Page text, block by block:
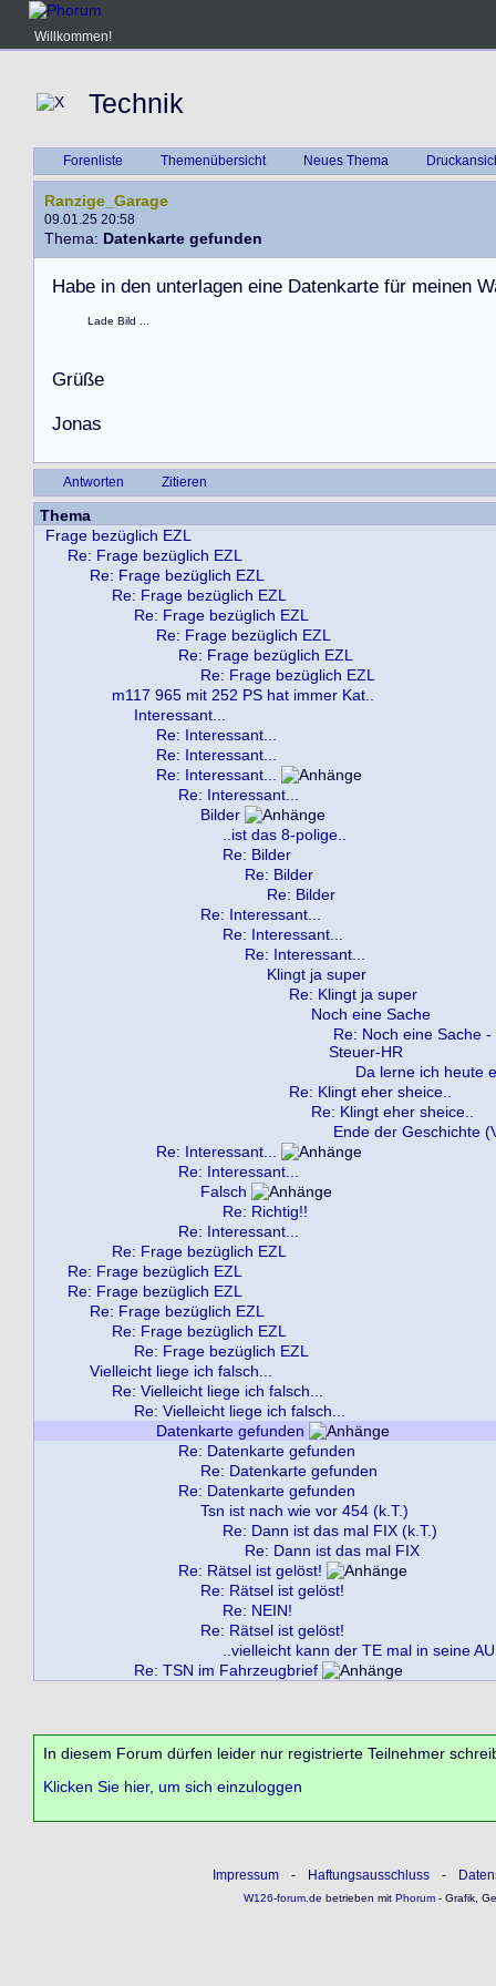
Willkommen!
Technik
Forenliste Themenübersicht Neues Thema
Ranzige_Garage
09.01.25 20:58
Thema: Datenkarte gefunden
Habe in den unterlagen eine Datenkarte für meinen W
Lade Bild ...
Grüße
Jonas
Antworten Zitieren
Thema
Frage bezüglich EZL
Re: Frage bezüglich EZL
Re: Frage bezüglich EZL
Re: Frage bezüglich EZL
Re: Frage bezüglich EZL
Re: Frage bezüglich EZL
Re: Frage bezüglich EZL
Re: Frage bezüglich EZL
m117 965 mit 252 PS hat immer Kat..
Interessant...
Re: Interessant...
Re: Interessant...
Re: Interessant...
Re: Interessant...
Bilder
..ist das 8-polige..
Re: Bilder
Re: Bilder
Re: Bilder
Re: Interessant...
Re: Interessant...
Re: Interessant...
Klingt ja super
Re: Klingt ja super
Noch eine Sache
Re: Noch eine Sache
Steuer-HR
Da lerne ich heute
Re: Klingt eher sheice..
Re: Klingt eher sheice..
Ende der Geschichte
Re: Interessant...
Re: Interessant...
Falsch
Re: Richtig!!
Re: Interessant...
Re: Frage bezüglich EZL
Re: Frage bezüglich EZL
Re: Frage bezüglich EZL
Re: Frage bezüglich EZL
Re: Frage bezüglich EZL
Re: Frage bezüglich EZL
Vielleicht liege ich falsch...
Re: Vielleicht liege ich falsch...
Re: Vielleicht liege ich falsch...
Datenkarte gefunden
Re: Datenkarte gefunden
Re: Datenkarte gefunden
Re: Datenkarte gefunden
Tsn ist nach wie vor 454 (k.T.)
Re: Dann ist das mal FIX (k.T.)
Re: Dann ist das mal FIX
Re: Rätsel ist gelöst!
Re: Rätsel ist gelöst!
Re: NEIN!
Re: Rätsel ist gelöst!
..vielleicht kann der TE mal in seine
Re: TSN im Fahrzeugbrief
In diesem Forum dürfen leider nur registrierte Teilnehmer
Klicken Sie hier, um sich einzuloggen
Impressum - Haftungsausschluss -
W126-forum.de betrieben mitPhorum- Grafik,